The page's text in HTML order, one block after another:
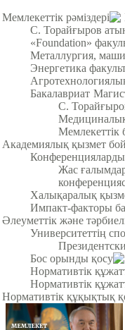
Мемлекеттік рәміздері
С. Торайғыров
«Foundation»
Металлургия,
Энергетика
Бакалавриат
С.
Мемлекеттік
Академиялық қызмет
Жас
Халықаралық
Импакт-факторы
Әлеуметтік және
Университеттің
Бос орынды қосу
Нормативтік
Нормативтік
Нормативтік құқықтық